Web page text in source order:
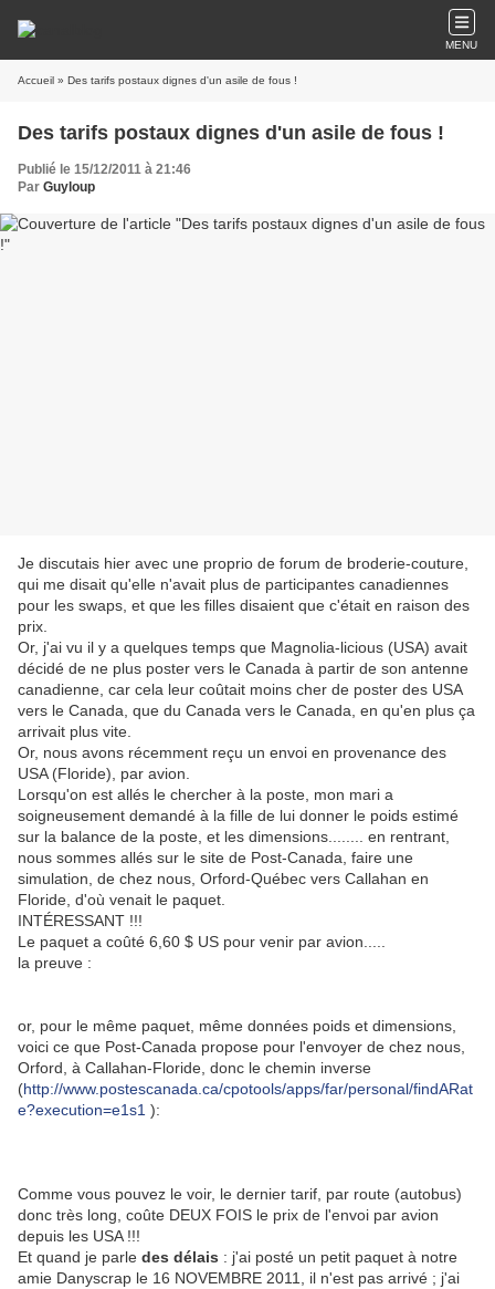
MENU
Accueil » Des tarifs postaux dignes d'un asile de fous !
Des tarifs postaux dignes d'un asile de fous !
Publié le 15/12/2011 à 21:46
Par Guyloup
Je discutais hier avec une proprio de forum de broderie-couture,
qui me disait qu'elle n'avait plus de participantes canadiennes
pour les swaps, et que les filles disaient que c'était en raison des
prix.
Or, j'ai vu il y a quelques temps que Magnolia-licious (USA) avait
décidé de ne plus poster vers le Canada à partir de son antenne
canadienne, car cela leur coûtait moins cher de poster des USA
vers le Canada, que du Canada vers le Canada, en qu'en plus ça
arrivait plus vite.
Or, nous avons récemment reçu un envoi en provenance des
USA (Floride), par avion.
Lorsqu'on est allés le chercher à la poste, mon mari a
soigneusement demandé à la fille de lui donner le poids estimé
sur la balance de la poste, et les dimensions........ en rentrant,
nous sommes allés sur le site de Post-Canada, faire une
simulation, de chez nous, Orford-Québec vers Callahan en
Floride, d'où venait le paquet.
INTÉRESSANT !!!
Le paquet a coûté 6,60 $ US pour venir par avion.....
la preuve :
or, pour le même paquet, même données poids et dimensions,
voici ce que Post-Canada propose pour l'envoyer de chez nous,
Orford, à Callahan-Floride, donc le chemin inverse
(http://www.postescanada.ca/cpotools/apps/far/personal/findARat
e?execution=e1s1 ):
Comme vous pouvez le voir, le dernier tarif, par route (autobus)
donc très long, coûte DEUX FOIS le prix de l'envoi par avion
depuis les USA !!!
Et quand je parle des délais : j'ai posté un petit paquet à notre
amie Danyscrap le 16 NOVEMBRE 2011, il n'est pas arrivé ; j'ai